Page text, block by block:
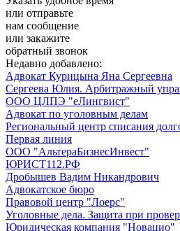
или отправьте
нам сообщение
или закажите
обратный звонок
Недавно добавлено:
Адвокат Курицына Яна Сергеевна
Сергеева Юлия. Арбитражный
ООО ЦЛПЭ "еЛингвист"
Адвокат по уголовным делам
Региональный центр списания
Первая линия
ООО "АльтераБизнесИнвест"
ЮРИСТ112.РФ
Дробышев Вадим Никандрович
Адвокатское бюро
Правовой центр "Лоерс"
Уголовные дела. Защита при
Юридическая компания "Новацио"